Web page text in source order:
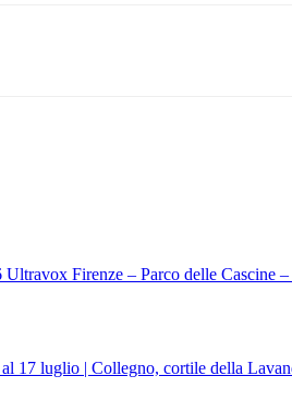
Ultravox Firenze – Parco delle
17 luglio | Collegno, cortile della